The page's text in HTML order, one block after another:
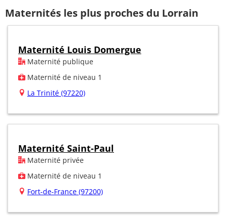
Maternités les plus proches du Lorrain
Maternité Louis Domergue
Maternité publique
Maternité de niveau 1
La Trinité (97220)
Maternité Saint-Paul
Maternité privée
Maternité de niveau 1
Fort-de-France (97200)